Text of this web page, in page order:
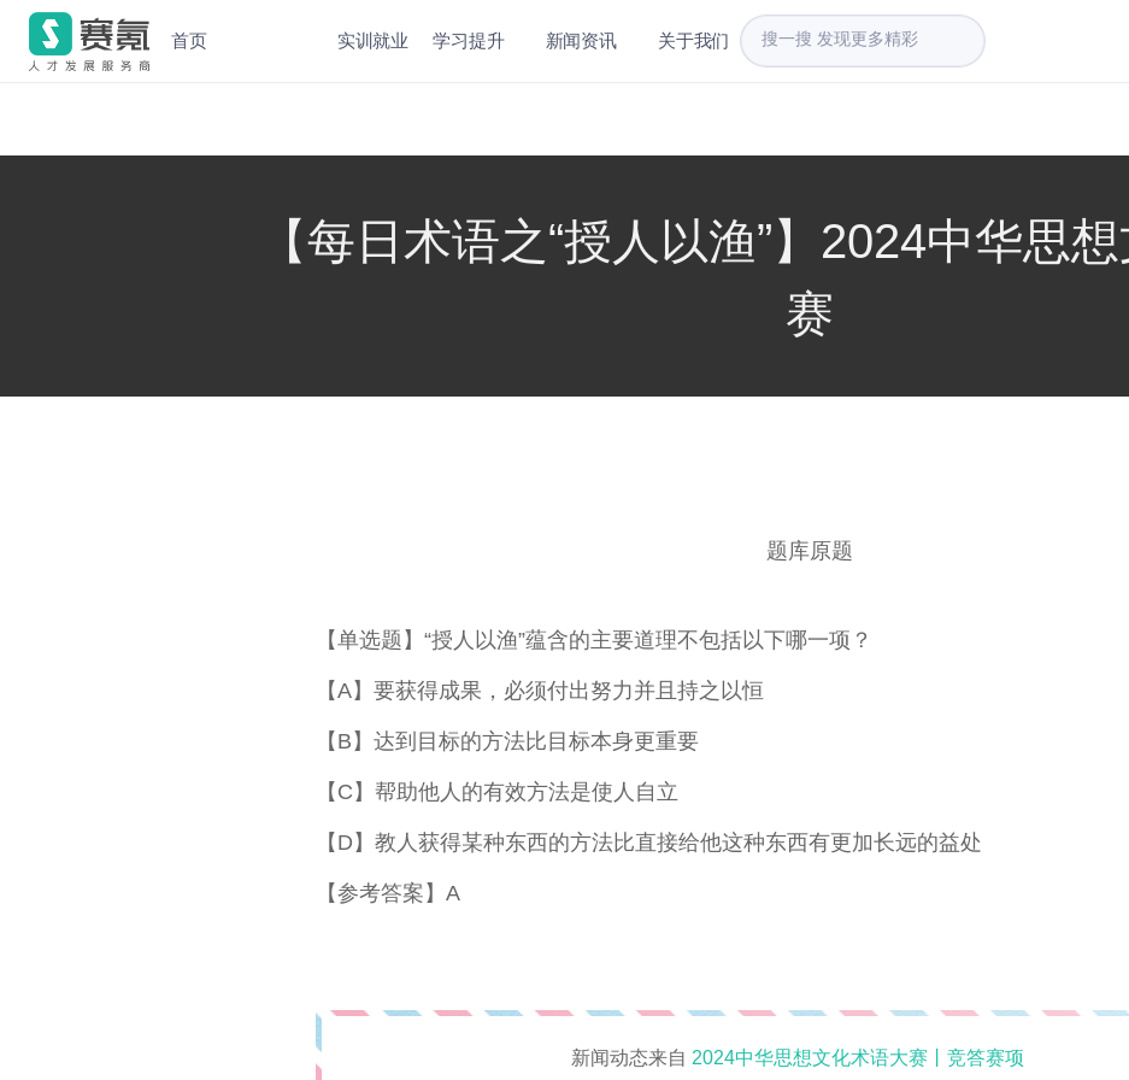
首页 实训就业 学习提升 新闻资讯 关于我们
【每日术语之“授人以渔”】2024中华思
赛
题库原题
【单选题】“授人以渔”蕴含的主要道理不包括以下哪一项？
【A】要获得成果，必须付出努力并且持之以恒
【B】达到目标的方法比目标本身更重要
【C】帮助他人的有效方法是使人自立
【D】教人获得某种东西的方法比直接给他这种东西有更加长远的益处
【参考答案】A
新闻动态来自 2024中华思想文化术语大赛丨竞答赛项